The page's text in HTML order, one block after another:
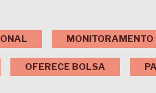
MONITORAMENTO
OFERECE BOLSA